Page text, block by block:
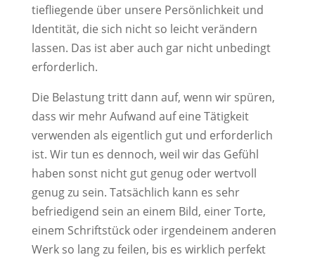
tiefliegende über unsere Persönlichkeit und
Identität, die sich nicht so leicht verändern
lassen. Das ist aber auch gar nicht unbedingt
erforderlich.
Die Belastung tritt dann auf, wenn wir spüren,
dass wir mehr Aufwand auf eine Tätigkeit
verwenden als eigentlich gut und erforderlich
ist. Wir tun es dennoch, weil wir das Gefühl
haben sonst nicht gut genug oder wertvoll
genug zu sein. Tatsächlich kann es sehr
befriedigend sein an einem Bild, einer Torte,
einem Schriftstück oder irgendeinem anderen
Werk so lang zu feilen, bis es wirklich perfekt